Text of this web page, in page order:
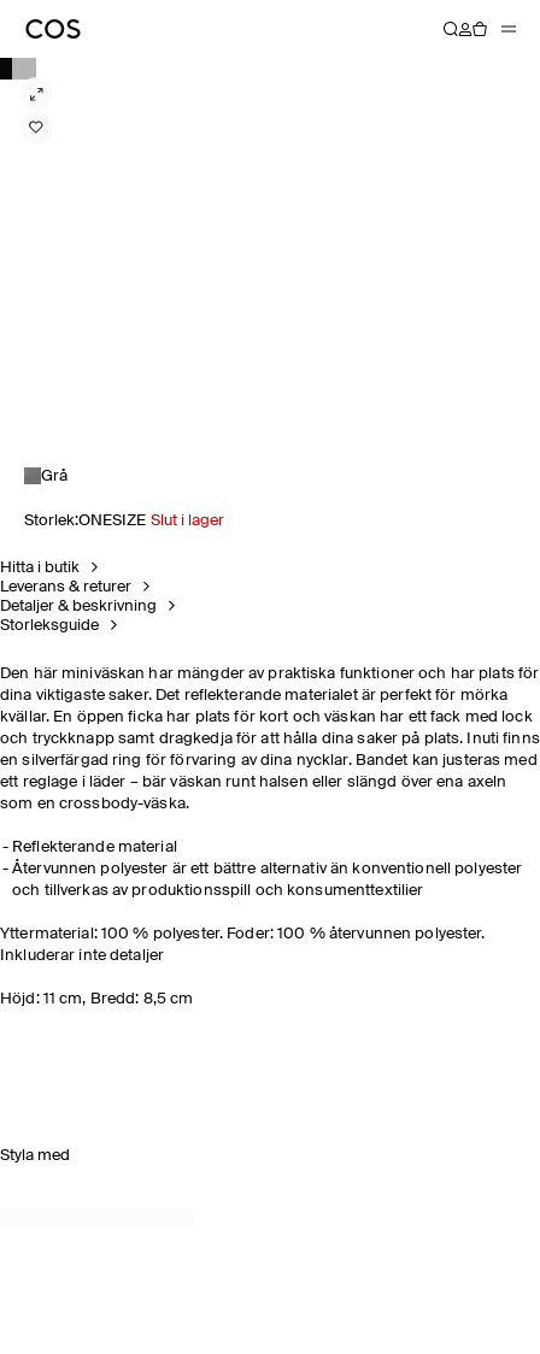
Grå
Storlek:ONESIZE Slut i lager
Hitta i butik
Leverans & returer
Detaljer & beskrivning
Storleksguide
Den här miniväskan har mängder av praktiska funktioner och har plats för
dina viktigaste saker. Det reflekterande materialet är perfekt för mörka
kvällar. En öppen ficka har plats för kort och väskan har ett fack med lock
och tryckknapp samt dragkedja för att hålla dina saker på plats. Inuti finns
en silverfärgad ring för förvaring av dina nycklar. Bandet kan justeras med
ett reglage i läder – bär väskan runt halsen eller slängd över ena axeln
som en crossbody-väska.
Reflekterande material
Återvunnen polyester är ett bättre alternativ än konventionell polyester
och tillverkas av produktionsspill och konsumenttextilier
Yttermaterial: 100 % polyester. Foder: 100 % återvunnen polyester.
Inkluderar inte detaljer
Höjd: 11 cm, Bredd: 8,5 cm
Styla med